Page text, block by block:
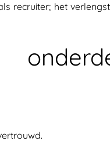
recruiter; het